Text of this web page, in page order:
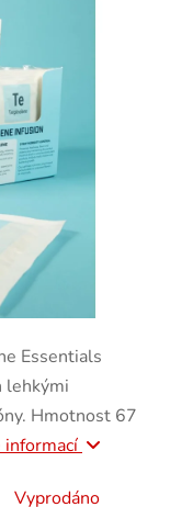
Essentials
lehkými
Hmotnost 67
informací
Vyprodáno